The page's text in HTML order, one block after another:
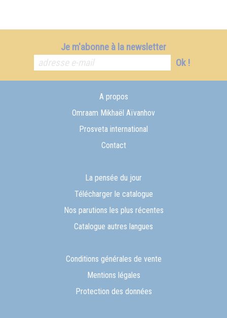
Je m'abonne à la newsletter
Ok !
A propos
Omraam Mikhaël Aïvanhov
Prosveta international
Contact
La pensée du jour
Télécharger le catalogue
Nos parutions les plus récentes
Catalogue autres langues
Conditions générales de vente
Mentions légales
Protection des données